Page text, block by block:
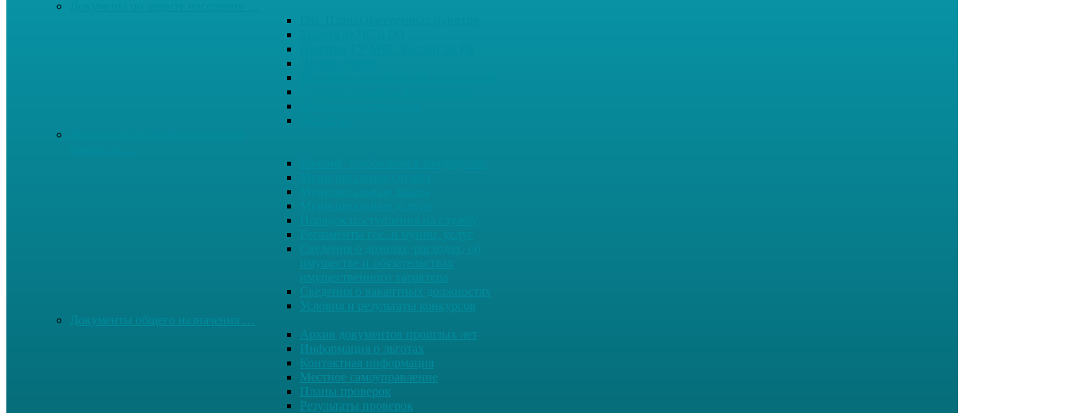
Сведения о вакантных должностях
Условия и результаты конкурсов
Документы общего назначения …
Архив документов прошлых лет
Информация о льготах
Контактная информация
Местное самоуправление
Планы проверок
Результаты проверок